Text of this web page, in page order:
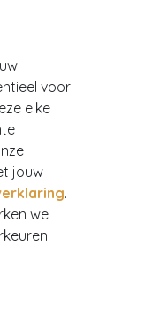
voor
elke
jouw
.
we